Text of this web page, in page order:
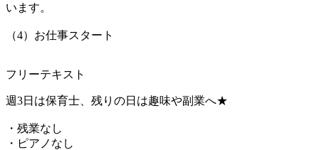
います。
（4）お仕事スタート
フリーテキスト
週3日は保育士、残りの日は趣味や副業へ★
・残業なし
・ピアノなし